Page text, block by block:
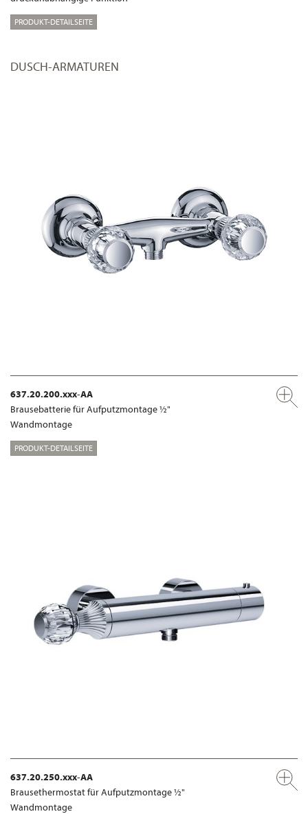
PRODUKT-DETAILSEITE
DUSCH-ARMATUREN
637.20.200.xxx-AA
Brausebatterie für Aufputzmontage ½"
Wandmontage
PRODUKT-DETAILSEITE
637.20.250.xxx-AA
Brausethermostat für Aufputzmontage ½"
Wandmontage